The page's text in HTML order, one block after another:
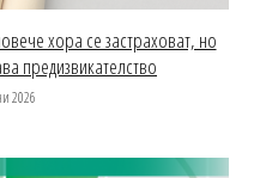
хора се застраховат, но
предизвикателство
2026